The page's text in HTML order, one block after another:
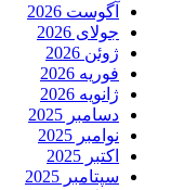
آگوست 2026
جولای 2026
ژوئن 2026
فوریه 2026
ژانویه 2026
دسامبر 2025
نوامبر 2025
اکتبر 2025
سپتامبر 2025